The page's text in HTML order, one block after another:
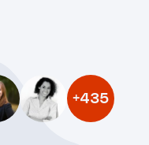
+435